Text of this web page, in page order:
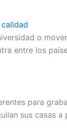
o
entre los
para
sus casas